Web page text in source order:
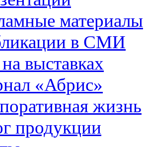
материалы
в СМИ
выставках
«Абрис»
жизнь
продукции